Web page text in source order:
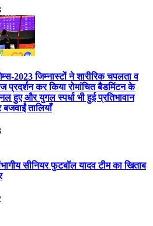
2023 जिम्नास्टों ने शारीरिक चपलता व
कर किया रोमांचित बैडमिंटन के
हुए और युगल स्पर्धा भी हुई प्रतिभावान
तालियाँ
सीनियर फुटबॉल यादव टीम का खिताब